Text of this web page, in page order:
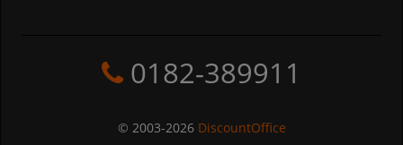
0182-389911
© 2003-2026 DiscountOffice